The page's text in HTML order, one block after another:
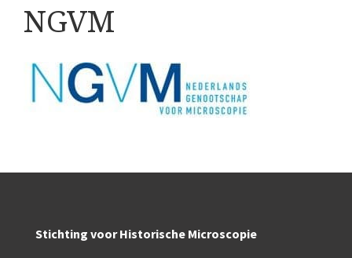
Elektrische meetapparatuur
Boeken
Divers
Makers
volgens Culpeper (1750-1780)
NGVM
Stichting voor Historische Microscopie